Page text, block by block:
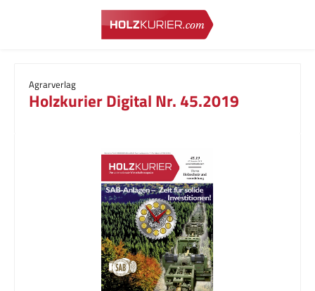
Zum Hauptinhalt springen
Agrarverlag
Holzkurier Digital Nr. 45.2019
Bildergalerie überspringen